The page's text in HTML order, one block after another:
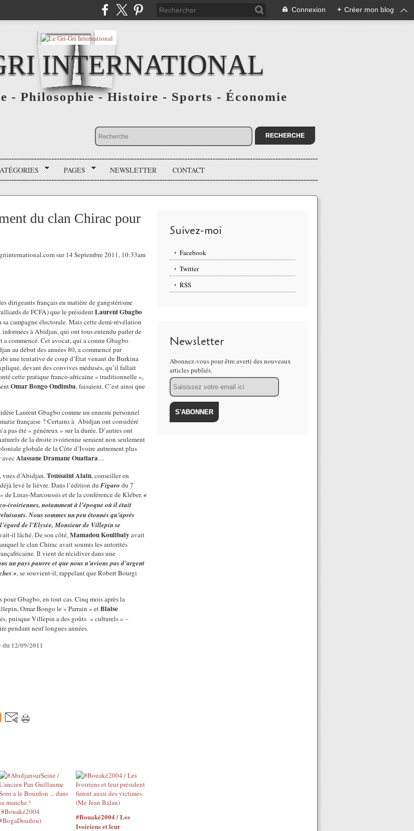
Connexion + Créer mon blog
INTERNATIONAL
- Philosophie - Histoire - Sports - Économie
PAGES NEWSLETTER CONTACT
du clan Chirac pour
sur 14 Septembre 2011, 10:33am
dirigeants français en matière de gangstérisme
de FCFA) que le présidentLaurent Gbagbo
campagne électorale. Mais cette demi-révélation
informées à Abidjan, qui ont tous entendu parler de
commencé. Cet avocat, qui a connu Gbagbo
au début des années 80, a commencé par
une tentative de coup d’Etat venant du Burkina
devant des convives médusés, qu’il fallait
cette pratique franco-africaine « traditionnelle »,
Omar Bongo Ondimba, faisaient. C’est ainsi que
Laurent Gbagbo comme un ennemi personnel
française ? Certains à Abidjan ont considéré
pas été « généreux » sur la durée. D’autres ont
de la droite ivoirienne seraient non seulement
globale de la Côte d’Ivoire autrement plus
avecAlassane Dramane Ouattara…
vues d’Abidjan.Toussaint Alain, conseiller en
levé le lièvre. Dans l’édition du Figaro du 7
de Linas-Marcoussis et de la conférence de Kléber.«
ivoiriennes, notamment à l’époque où il était
Nous sommes un peu étonnés qu’après
de l’Elysée, Monsieur de Villepin se
il lâché. De son côté,Mamadou Koulibalyavait
le clan Chirac avait soumis les autorités
Il vient de récidiver dans une
un pays pauvre et que nous n’avions pas d’argent
», se souvient-il, rappelant que Robert Bourgi
pour Gbagbo, en tout cas. Cinq mois après la
Omar Bongo le « Parrain » etBlaise
puisque Villepin a des goûts « culturels » –
pendant neuf longues années.
du 12/09/2011
#Bouaké2004 / Les
Ivoiriens et leur
Suivez-moi
Facebook
Twitter
RSS
Newsletter
Abonnez-vous pour être averti des nouveaux
articles publiés.
Email